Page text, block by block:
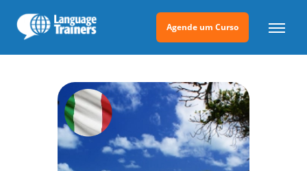
Agende um Curso